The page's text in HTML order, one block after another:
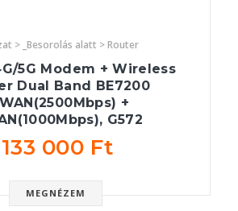
> _Besorolás alatt > Router
5G Modem + Wireless
Dual Band BE7200
+
G572
133 000 Ft
MEGNÉZEM